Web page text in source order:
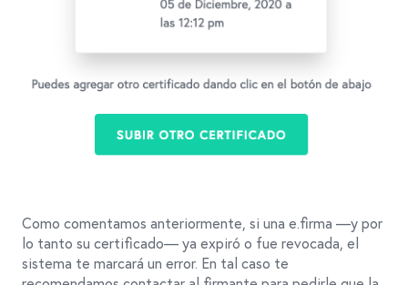
Como comentamos anteriormente, si una e.firma —y por
lo tanto su certificado— ya expiró o fue revocada, el
sistema te marcará un error. En tal caso te